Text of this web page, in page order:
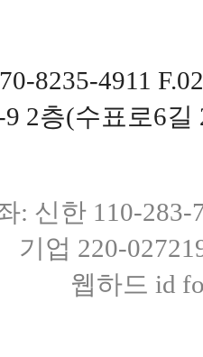
8235-4911
2층(수표로6
: 신한 110-
기업 220-
웹하드 id